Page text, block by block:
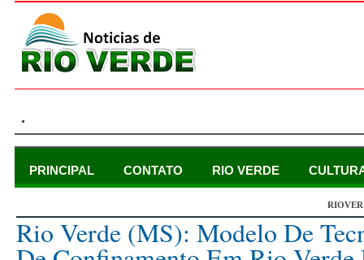
.
PRINCIPAL CONTATO RIO VERDE
Rio Verde (MS): Modelo De